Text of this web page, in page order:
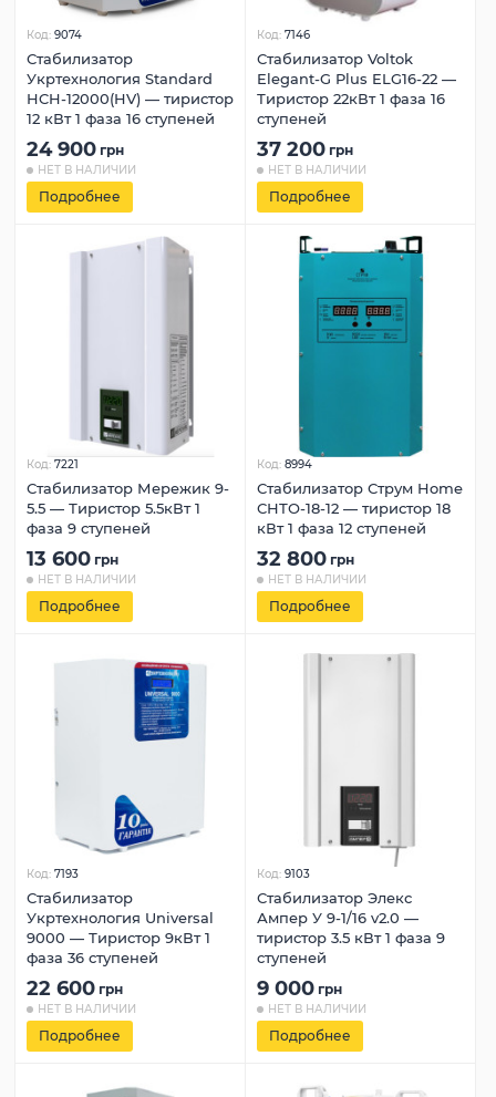
Код: 9074
Стабилизатор
Укртехнология Standard
HCH-12000(HV) — тиристор
12 кВт 1 фаза 16 ступеней
24 900 грн
НЕТ В НАЛИЧИИ
Подробнее
Код: 7146
Стабилизатор Voltok
Elegant-G Plus ELG16-22 —
Тиристор 22кВт 1 фаза 16
ступеней
37 200 грн
НЕТ В НАЛИЧИИ
Подробнее
Код: 7221
Стабилизатор Мережик 9-
5.5 — Тиристор 5.5кВт 1
фаза 9 ступеней
13 600 грн
НЕТ В НАЛИЧИИ
Подробнее
Код: 8994
Стабилизатор Струм Home
СНТО-18-12 — тиристор 18
кВт 1 фаза 12 ступеней
32 800 грн
НЕТ В НАЛИЧИИ
Подробнее
Код: 7193
Стабилизатор
Укртехнология Universal
9000 — Тиристор 9кВт 1
фаза 36 ступеней
22 600 грн
НЕТ В НАЛИЧИИ
Подробнее
Код: 9103
Стабилизатор Элекс
Ампер У 9-1/16 v2.0 —
тиристор 3.5 кВт 1 фаза 9
ступеней
9 000 грн
НЕТ В НАЛИЧИИ
Подробнее